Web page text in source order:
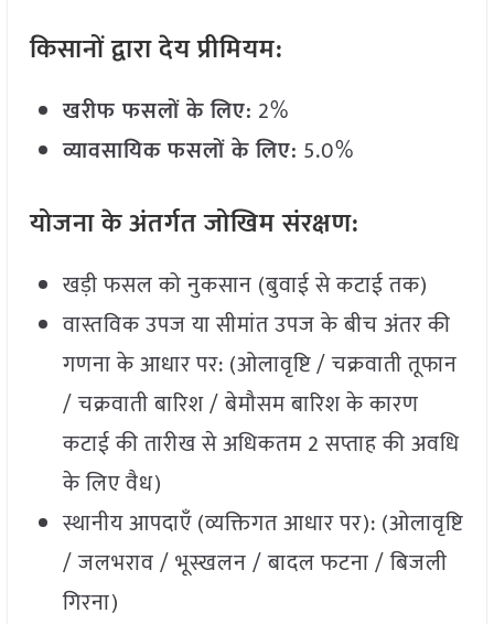
किसानों द्वारा देय प्रीमियम:
खरीफ फसलों के लिए: 2%
व्यावसायिक फसलों के लिए: 5.0%
योजना के अंतर्गत जोखिम संरक्षण:
खड़ी फसल को नुकसान (बुवाई से कटाई तक)
वास्तविक उपज या सीमांत उपज के बीच अंतर की
गणना के आधार पर: (ओलावृष्टि / चक्रवाती तूफान
/ चक्रवाती बारिश / बेमौसम बारिश के कारण
कटाई की तारीख से अधिकतम 2 सप्ताह की अवधि
के लिए वैध)
स्थानीय आपदाएँ (व्यक्तिगत आधार पर): (ओलावृष्टि
/ जलभराव / भूस्खलन / बादल फटना / बिजली
गिरना)